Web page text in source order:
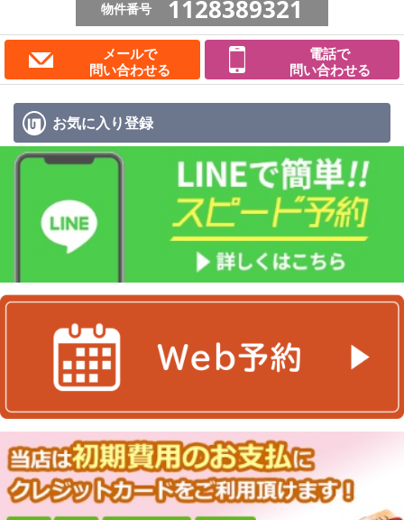
物件番号 1128389321
メールで
問い合わせる
電話で
問い合わせる
お気に入り登録